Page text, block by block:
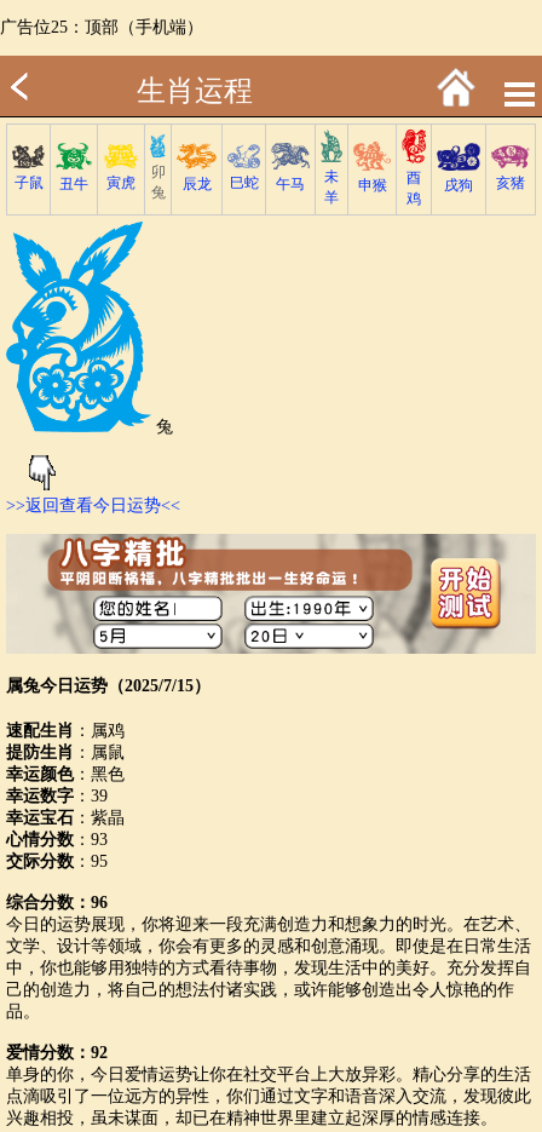
广告位25：顶部（手机端）
生肖运程
子鼠 丑牛 寅虎
卯
兔
辰龙 巳蛇 午马
未
羊
申猴
酉
鸡
戌狗 亥猪
兔
>>返回查看今日运势<<
属兔今日运势（2025/7/15）
速配生肖 ：属鸡
提防生肖 ：属鼠
幸运颜色：黑色
幸运数字 ：39
幸运宝石 ：紫晶
心情分数 ：93
交际分数 ：95
综合分数：96
今日的运势展现，你将迎来一段充满创造力和想象力的时光。在艺术、
文学、设计等领域，你会有更多的灵感和创意涌现。即使是在日常生活
中，你也能够用独特的方式看待事物，发现生活中的美好。充分发挥自
己的创造力，将自己的想法付诸实践，或许能够创造出令人惊艳的作
品。
爱情分数：92
单身的你，今日爱情运势让你在社交平台上大放异彩。精心分享的生活
点滴吸引了一位远方的异性，你们通过文字和语音深入交流，发现彼此
兴趣相投，虽未谋面，却已在精神世界里建立起深厚的情感连接。